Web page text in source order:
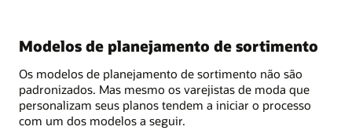
Modelos de planejamento de sortimento
Os modelos de planejamento de sortimento não são
padronizados. Mas mesmo os varejistas de moda que
personalizam seus planos tendem a iniciar o processo
com um dos modelos a seguir.